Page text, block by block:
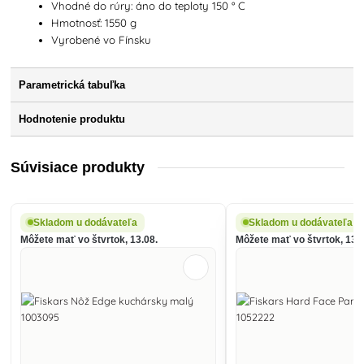
Vhodné do rúry: áno do teploty 150 ° C
Hmotnosť: 1550 g
Vyrobené vo Fínsku
Parametrická tabuľka
Hodnotenie produktu
Súvisiace produkty
Skladom u dodávateľa
Môžete mať vo štvrtok, 13.08.
Skladom u dodávateľa
Môžete mať vo štvrtok,